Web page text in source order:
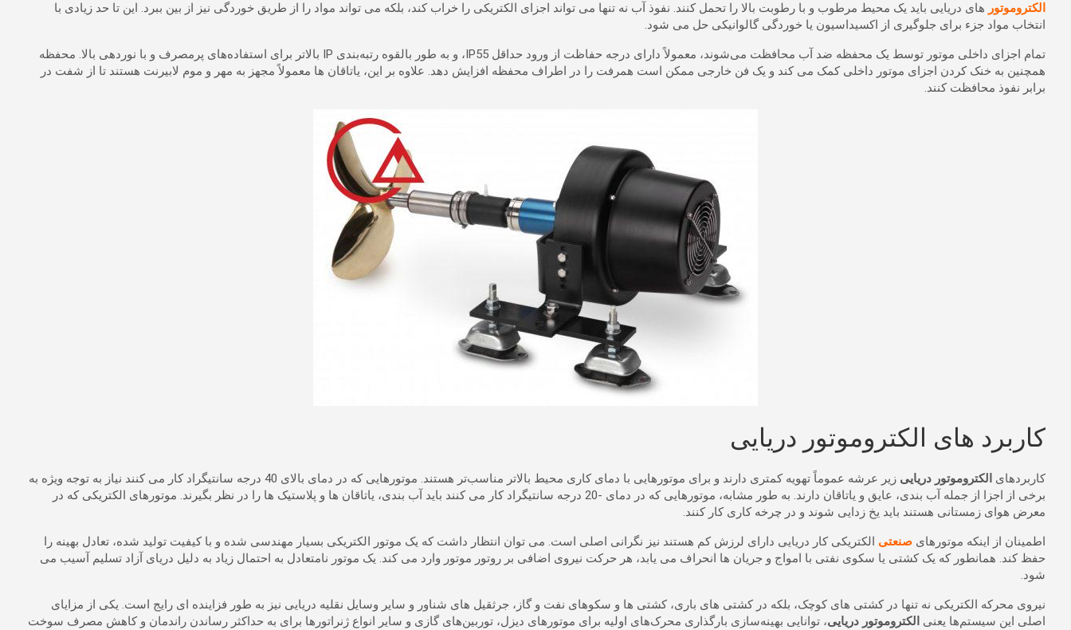
الکتروموتور های دریایی باید یک محیط مرطوب و با رطوبت بالا را تحمل کنند. نفوذ آب نه تنها می تواند اجزای الکتریکی را خراب کند، بلکه می تواند مواد را از طریق خوردگی نیز از بین ببرد. این تا حد زیادی با
انتخاب مواد جزء برای جلوگیری از اکسیداسیون یا خوردگی گالوانیکی حل می شود.
تمام اجزای داخلی موتور توسط یک محفظه ضد آب محافظت می‌شوند، معمولاً دارای درجه حفاظت از ورود حداقل IP55، و به طور بالقوه رتبه‌بندی IP بالاتر برای استفاده‌های پرمصرف و با نوردهی بالا. محفظه
همچنین به خنک کردن اجزای موتور داخلی کمک می کند و یک فن خارجی ممکن است همرفت را در اطراف محفظه افزایش دهد. علاوه بر این، یاتاقان ها معمولاً مجهز به مهر و موم لابیرنت هستند تا از شفت در
برابر نفوذ محافظت کنند.
کاربرد های الکتروموتور دریایی
کاربردهای الکتروموتور دریایی زیر عرشه عموماً تهویه کمتری دارند و برای موتورهایی با دمای کاری محیط بالاتر مناسب‌تر هستند.
موتورهایی که در دمای بالای 40 درجه سانتیگراد کار می کنند نیاز به توجه ویژه به
برخی از اجزا از جمله آب بندی، عایق و یاتاقان دارند.
به طور مشابه، موتورهایی که در دمای -20 درجه سانتیگراد کار می کنند باید آب بندی، یاتاقان ها و پلاستیک ها را در نظر بگیرند. موتورهای الکتریکی که در
معرض هوای زمستانی هستند باید یخ زدایی شوند و در چرخه کاری کار کنند.
اطمینان از اینکه موتورهای صنعتی الکتریکی کار دریایی دارای لرزش کم هستند نیز نگرانی اصلی است. می توان انتظار داشت که یک موتور الکتریکی بسیار مهندسی شده و با کیفیت تولید شده، تعادل بهینه را
حفظ کند. همانطور که یک کشتی یا سکوی نفتی با امواج و جریان ها انحراف می یابد، هر حرکت نیروی اضافی بر روتور موتور وارد می کند. یک موتور نامتعادل به احتمال زیاد به دلیل دریای آزاد تسلیم آسیب می
شود.
نیروی محرکه الکتریکی نه تنها در کشتی های کوچک، بلکه در کشتی های باری، کشتی ها و سکوهای نفت و گاز، جرثقیل های شناور و سایر وسایل نقلیه دریایی نیز به طور فزاینده ای رایج است. یکی از مزایای
اصلی این سیستم‌ها یعنی الکتروموتور دریایی، توانایی بهینه‌سازی بارگذاری محرک‌های اولیه برای موتورهای دیزل، توربین‌های گازی و سایر انواع ژنراتورها برای به حداکثر رساندن راندمان و کاهش مصرف سوخت